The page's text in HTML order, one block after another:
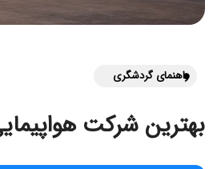
راهنمای گردشگری
بهترین شرکت